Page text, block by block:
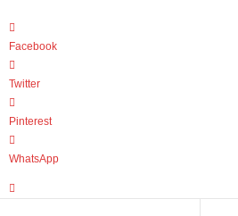
Facebook
Twitter
Pinterest
WhatsApp